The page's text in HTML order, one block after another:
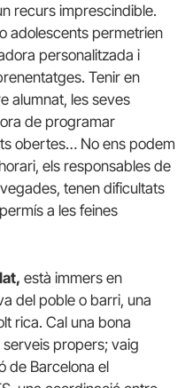
recurs imprescindible.
adolescents permetrien
personalitzada i
Tenir en
alumnat, les seves
de programar
obertes… No ens podem
els responsables de
tenen dificultats
a les feines
està immers en
del poble o barri, una
rica. Cal una bona
propers; vaig
de Barcelona el